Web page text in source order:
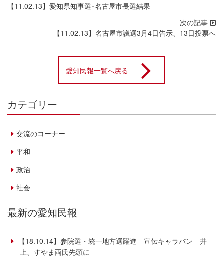
【11.02.13】愛知県知事選･名古屋市長選結果
【11.02.13】名古屋市議選3月4日告示、13日投票へ
愛知民報一覧へ戻る
カテゴリー
交流のコーナー
平和
政治
社会
最新の愛知民報
【18.10.14】参院選・統一地方選躍進 宣伝キャラバン 井
上、すやま両氏先頭に